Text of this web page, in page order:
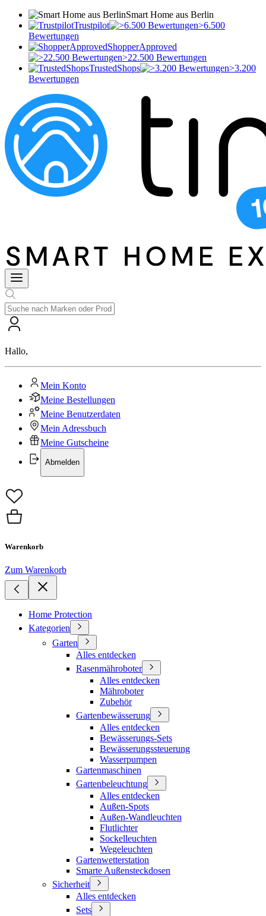
Smart Home aus Berlin
Trustpilot
>6.500
Bewertungen
ShopperApproved
>22.500 Bewertungen
TrustedShops
>3.200
Bewertungen
Hallo,
Mein Konto
Meine Bestellungen
Meine Benutzerdaten
Mein Adressbuch
Meine Gutscheine
Abmelden
Warenkorb
Zum Warenkorb
Home Protection
Kategorien
Garten
Alles entdecken
Rasenmähroboter
Alles entdecken
Mähroboter
Zubehör
Gartenbewässerung
Alles entdecken
Bewässerungs-Sets
Bewässerungssteuerung
Wasserpumpen
Gartenmaschinen
Gartenbeleuchtung
Alles entdecken
Außen-Spots
Außen-Wandleuchten
Flutlichter
Sockelleuchten
Wegeleuchten
Gartenwetterstation
Smarte Außensteckdosen
Sicherheit
Alles entdecken
Sets